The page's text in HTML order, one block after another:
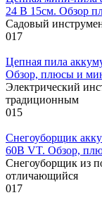
24 В 15см. Обзор
Садовый
017
Цепная пила
Обзор, плюсы и
Электрический
традиционным
015
Снегоуборщик
60В VT. Обзор,
Снегоуборщик из
отличающийся
017